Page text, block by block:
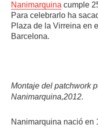
Nanimarquina cumple
Para celebrarlo ha
Plaza de la Virreina en
Barcelona.
Montaje del patchwork
Nanimarquina,2012.
Nanimarquina nació en